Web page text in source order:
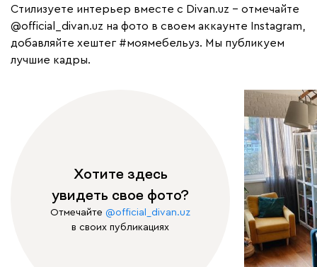
Cтилизуете интерьер вместе с Divan.uz – отмечайте
@official_divan.uz на фото в своем аккаунте Instagram,
добавляйте хештег #моямебельуз. Мы публикуем
лучшие кадры.
Хотите здесь
увидеть свое фото?
Отмечайте @official_divan.uz
в своих публикациях